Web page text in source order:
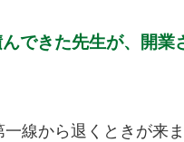
できた先生が、開
線から退くときが来